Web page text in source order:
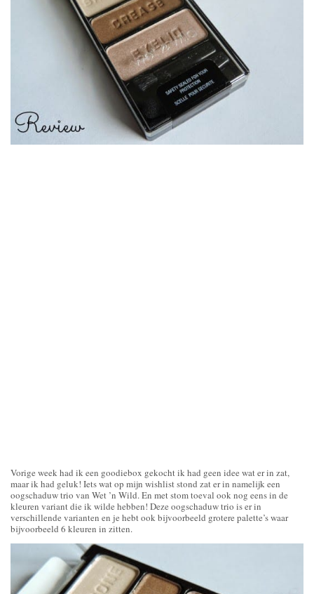
Vorige week had ik een goodiebox gekocht ik had geen idee wat er in zat,
maar ik had geluk! Iets wat op mijn wishlist stond zat er in namelijk een
oogschaduw trio van Wet ’n Wild. En met stom toeval ook nog eens in de
kleuren variant die ik wilde hebben! Deze oogschaduw trio is er in
verschillende varianten en je hebt ook bijvoorbeeld grotere palette’s waar
bijvoorbeeld 6 kleuren in zitten.